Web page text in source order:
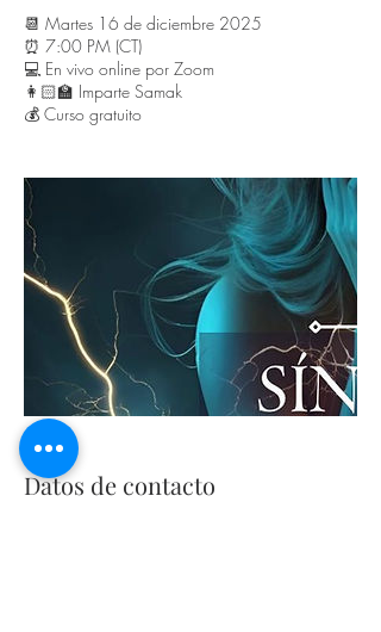
📆 Martes 16 de diciembre 2025
⏰ 7:00 PM (CT)
💻 En vivo online por Zoom
👩🏻‍🏫 Imparte Samak
💰 Curso gratuito
Datos de contacto